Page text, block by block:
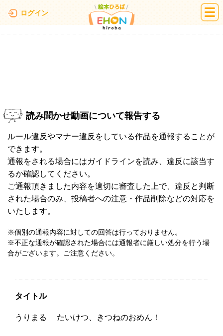
ログイン 絵本ひろば
読み聞かせ動画について報告する
ルール違反やマナー違反をしている作品を通報することが
できます。
通報をされる場合にはガイドラインを読み、違反に該当す
るか確認してください。
ご通報頂きました内容を適切に審査した上で、違反と判断
された場合のみ、投稿者への注意・作品削除などの対応を
いたします。
※個別の通報内容に対しての回答は行っておりません。
※不正な通報が確認された場合には通報者に厳しい処分を行う場
合がございます。ご注意ください。
タイトル
うりまる たいけつ、きつねのおめん！